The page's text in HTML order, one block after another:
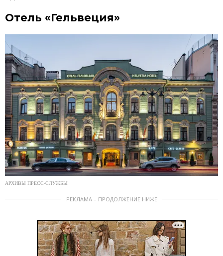
Отель «Гельвеция»
АРХИВЫ ПРЕСС-СЛУЖБЫ
РЕКЛАМА – ПРОДОЛЖЕНИЕ НИЖЕ